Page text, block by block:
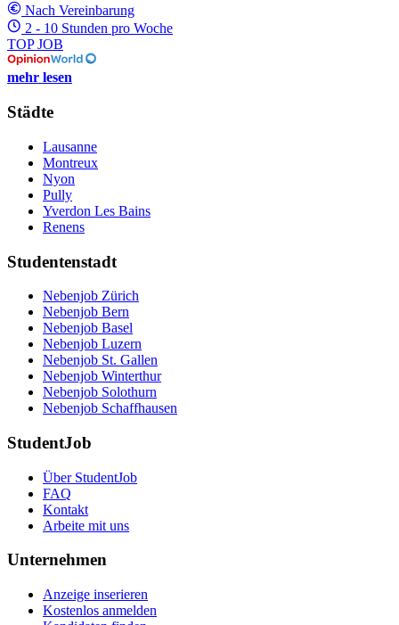
Nach Vereinbarung
2 - 10 Stunden pro Woche
TOP JOB
mehr lesen
Städte
Lausanne
Montreux
Nyon
Pully
Yverdon Les Bains
Renens
Studentenstadt
Nebenjob Zürich
Nebenjob Bern
Nebenjob Basel
Nebenjob Luzern
Nebenjob St. Gallen
Nebenjob Winterthur
Nebenjob Solothurn
Nebenjob Schaffhausen
StudentJob
Über StudentJob
FAQ
Kontakt
Arbeite mit uns
Unternehmen
Anzeige inserieren
Kostenlos anmelden